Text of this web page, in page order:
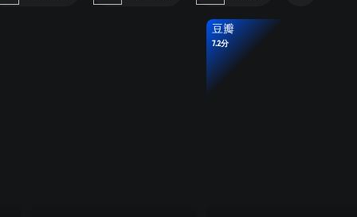
豆瓣
7.2分